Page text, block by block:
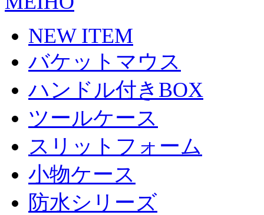
NEW ITEM
バケットマウス
ハンドル付きBOX
ツールケース
スリットフォーム
小物ケース
防水シリーズ